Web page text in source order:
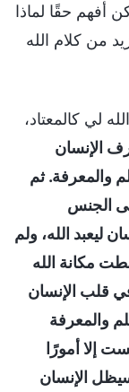
أفهم حقًا لماذا
من كلام الله
لي كالمعتاد،
الإنسان
والمعرفة. ثم
الجنس
ليعبد الله، ولم
مكانة الله
قلب الإنسان
والمعرفة
إلا أمورًا
الإنسان